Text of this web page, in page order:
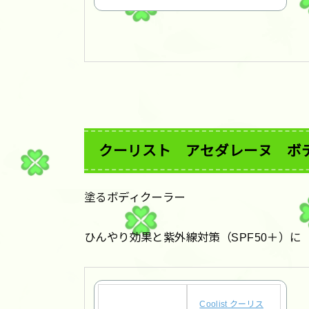
クーリスト アセダレーヌ ボ
塗るボディクーラー
ひんやり効果と紫外線対策（SPF50＋）に
Coolist クーリス